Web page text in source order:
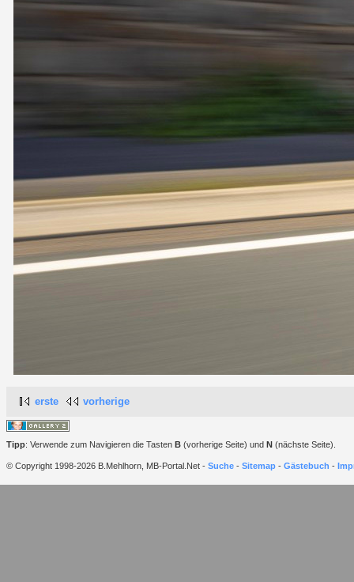
erste vorherige
Tipp: Verwende zum Navigieren die Tasten B (vorherige Seite) und N (nächste Seite).
© Copyright 1998-2026 B.Mehlhorn, MB-Portal.Net - Suche - Sitemap - Gästebuch -